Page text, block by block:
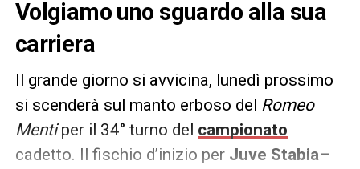
Volgiamo uno sguardo alla sua
carriera
Il grande giorno si avvicina, lunedì prossimo
si scenderà sul manto erboso del Romeo
Mentiper il 34° turno del campionato
cadetto. Il fischio d’inizio per Juve Stabia–